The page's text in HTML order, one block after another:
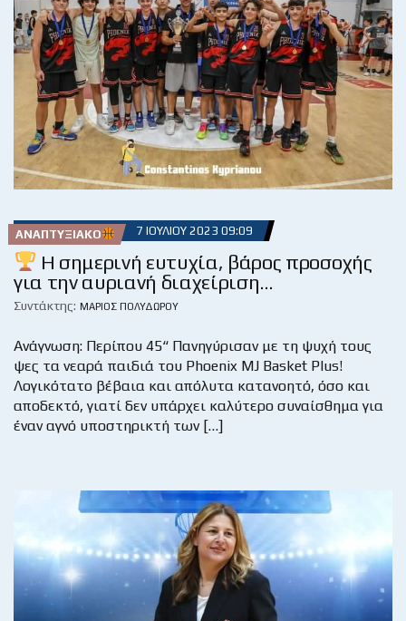
ΑΝΑΠΤΥΞΙΑΚΌ 7 ΙΟΥΛΊΟΥ 2023 09:09
Η σημερινή ευτυχία, βάρος προσοχής
για την αυριανή διαχείριση…
Συντάκτης: ΜΆΡΙΟΣ ΠΟΛΥΔΏΡΟΥ
Ανάγνωση: Περίπου 45“ Πανηγύρισαν με τη ψυχή τους
ψες τα νεαρά παιδιά του Phoenix MJ Basket Plus!
Λογικότατο βέβαια και απόλυτα κατανοητό, όσο και
αποδεκτό, γιατί δεν υπάρχει καλύτερο συναίσθημα για
έναν αγνό υποστηρικτή των […]